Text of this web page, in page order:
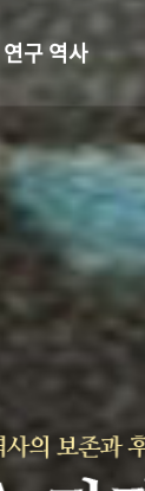
연구 역사
정책과 연구
로 보는 연구 역사
연구자들
간행물 변천사